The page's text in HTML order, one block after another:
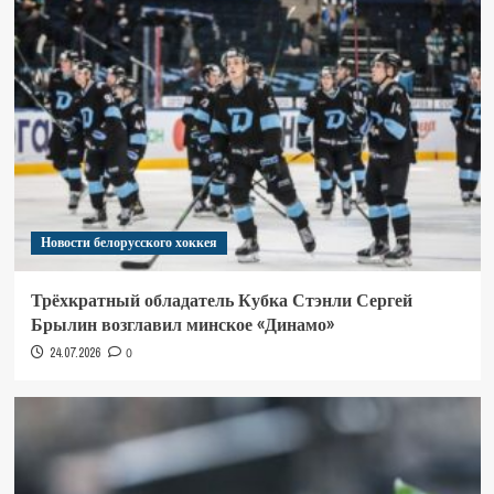
Новости белорусского хоккея
Трёхкратный обладатель Кубка Стэнли Сергей
Брылин возглавил минское «Динамо»
24.07.2026 0